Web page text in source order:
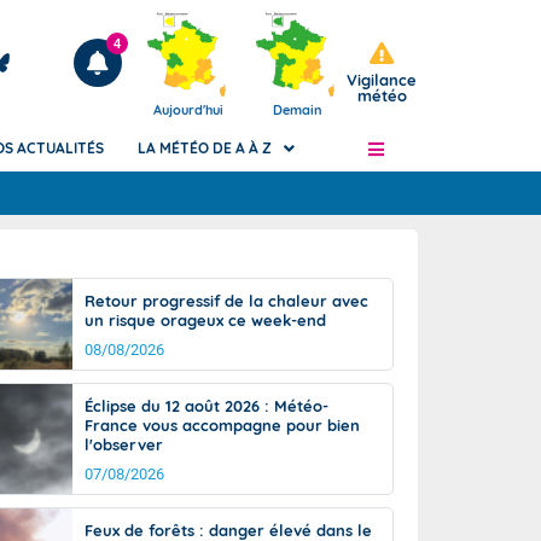
Articles
4
Aujourd'hui Demain
Vigilance
météo
de
Phénomènes dangereux de J+2 à J+7
Avertissement pluies intenses à l'échelle
des communes (Apic)
Bulletins Marine
Bulletins d'estimation du risque
d'avalanche
Météo des forêts
Vigicrues
ACTUALITÉS LA MÉTÉO DE A À Z
Retour progressif de la chaleur avec
un risque orageux ce week-end
08/08/2026
Éclipse du 12 août 2026 : Météo-
France vous accompagne pour bien
l'observer
07/08/2026
Feux de forêts : danger élevé dans le